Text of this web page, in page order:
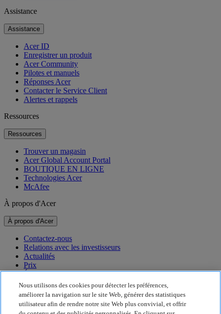
Assistance
Assistance
Acer ID
Enregistrer un produit
Acer Community
Pilotes et manuels
Réponses Acer
Contacter le Service Client
Alertes et rappels
Ressources
Ressources
Trouver un magasin
Acer Global Account Portal
BOUTIQUE EN LIGNE
Technologies Acer
McAfee
À propos d'Acer
À propos d'Acer
Contactez-nous
Relations avec les investisseurs
Actualités
Prix
Événements
Développement durable
Développement durable
Nous utilisons des cookies pour détecter les préférences,
améliorer la navigation sur le site Web, générer des statistiques
utilisateur afin de rendre notre site Web plus convivial, et offrir